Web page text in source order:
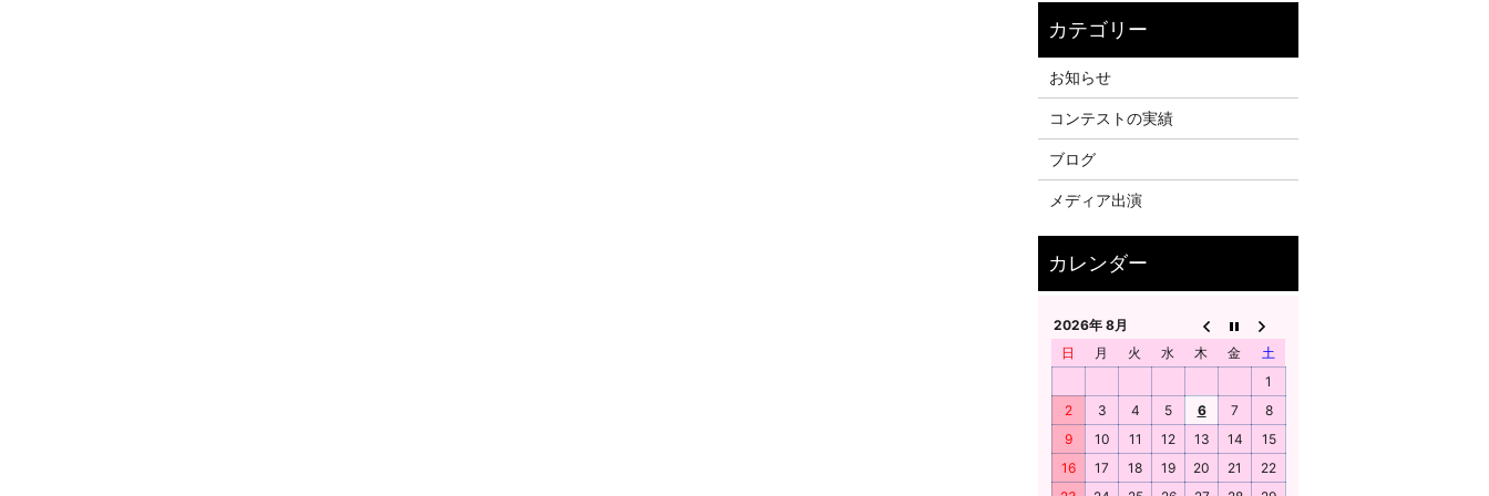
お知らせ
コンテストの実績
ブログ
メディア出演
2026年 8月
日
月 火 水 木 金
土
1
2
3 4 5 6 7
8
9
10 11 12 13 14
15
16
17 18 19 20 21
22